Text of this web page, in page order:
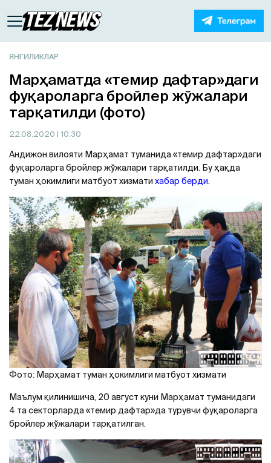
ЯНГИЛИКЛАР
Марҳаматда «темир дафтар»даги
фуқароларга бройлер жўжалари
тарқатилди (фото)
22.08.2020 | 10:30
Aндижон вилояти Марҳамат туманида «темир дафтар»даги
фуқароларга бройлер жўжалари тарқатилди. Бу ҳақда
туман ҳокимлиги матбуот хизмати хабар берди.
Фото: Марҳамат туман ҳокимлиги матбуот хизмати
Маълум қилинишича, 20 август куни Марҳамат туманидаги
4 та секторларда «темир дафтар»да турувчи фуқароларга
бройлер жўжалари тарқатилган.